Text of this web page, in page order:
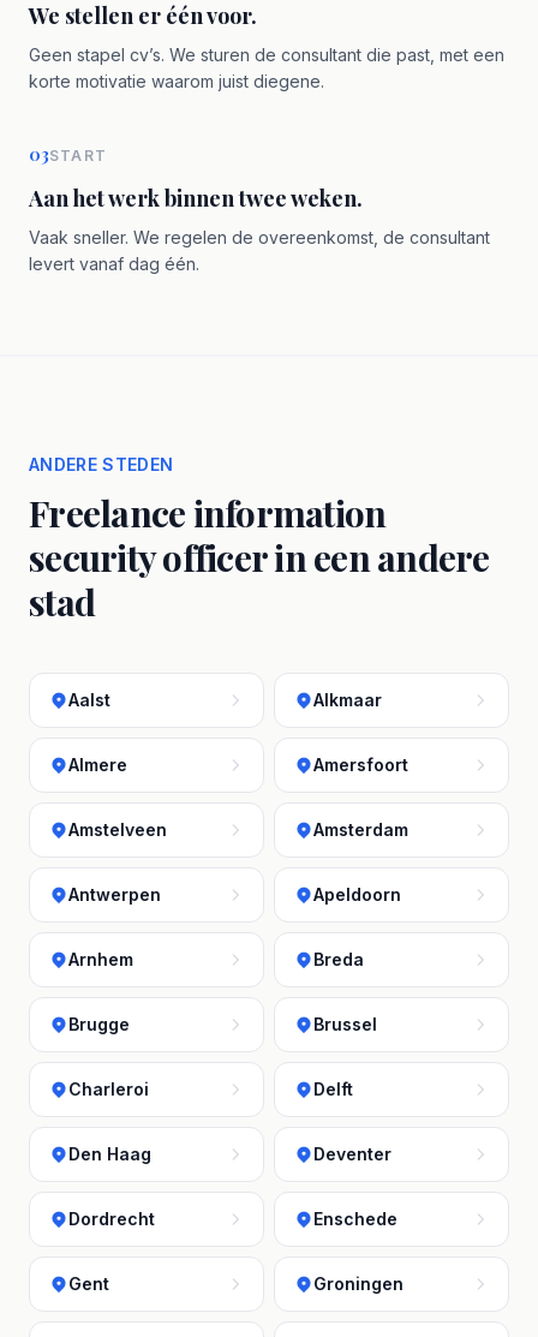
We stellen er één voor.
Geen stapel cv’s. We sturen de consultant die past, met een
korte motivatie waarom juist diegene.
03START
Aan het werk binnen twee weken.
Vaak sneller. We regelen de overeenkomst, de consultant
levert vanaf dag één.
ANDERE STEDEN
Freelance information
security officer in een andere
stad
Aalst Alkmaar
Almere Amersfoort
Amstelveen Amsterdam
Antwerpen Apeldoorn
Arnhem Breda
Brugge Brussel
Charleroi Delft
Den Haag Deventer
Dordrecht Enschede
Gent Groningen